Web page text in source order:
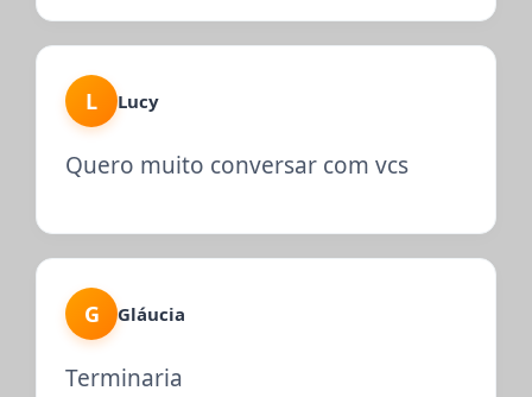
L Lucy
Quero muito conversar com vcs
G Gláucia
Terminaria